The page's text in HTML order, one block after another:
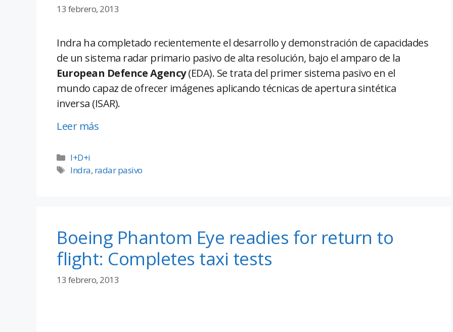
13 febrero, 2013
Indra ha completado recientemente el desarrollo y demonstración de capacidades
de un sistema radar primario pasivo de alta resolución, bajo el amparo de la
European Defence Agency(EDA). Se trata del primer sistema pasivo en el
mundo capaz de ofrecer imágenes aplicando técnicas de apertura sintética
inversa (ISAR).
Leer más
I+D+i
Indra, radar pasivo
Boeing Phantom Eye readies for return to
flight: Completes taxi tests
13 febrero, 2013